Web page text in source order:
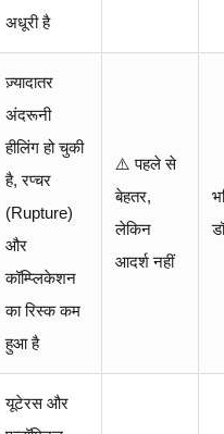
अधूरी है
ज़्यादातर
अंदरूनी
हीलिंग हो चुकी
है, रप्चर
(Rupture)
और
कॉम्प्लिकेशन
का रिस्क कम
हुआ है
⚠️ पहले से
बेहतर,
लेकिन
आदर्श नहीं
यूटेरस और